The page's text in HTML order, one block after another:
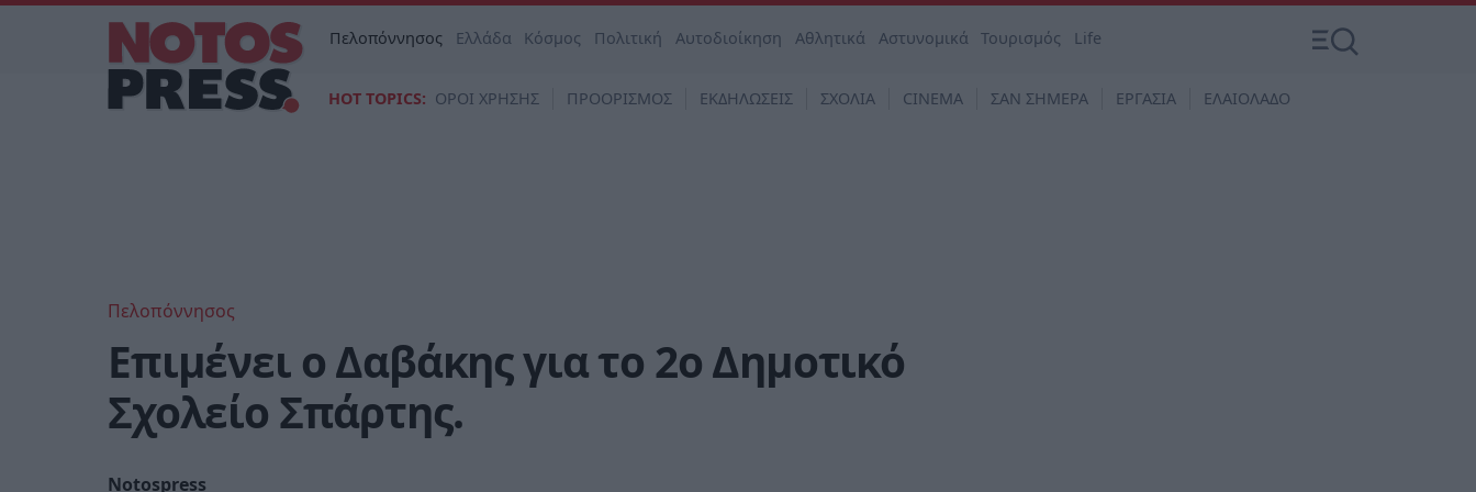
Πελοπόννησος Ελλάδα Κόσμος Πολιτική Αυτοδιοίκηση Αθλητικά Αστυνομικά Τουρισμός Life
HOT TOPICS: ΟΡΟΙ ΧΡΗΣΗΣ ΠΡΟΟΡΙΣΜΟΣ ΕΚΔΗΛΩΣΕΙΣ ΣΧΟΛΙΑ CINEMA ΣΑΝ ΣΗΜΕΡΑ ΕΡΓΑΣΙΑ ΕΛΑΙΟΛΑΔΟ
Πελοπόννησος
Επιμένει ο Δαβάκης για το 2ο Δημοτικό
Σχολείο Σπάρτης.
Notospress